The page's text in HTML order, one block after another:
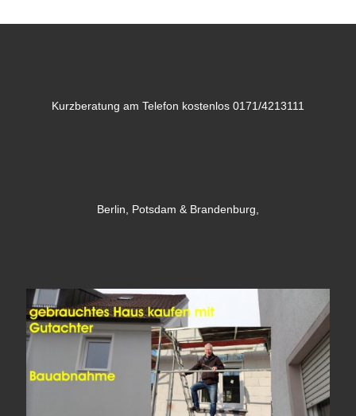
Kurzberatung am Telefon kostenlos 0171/4213111
Berlin, Potsdam & Brandenburg,